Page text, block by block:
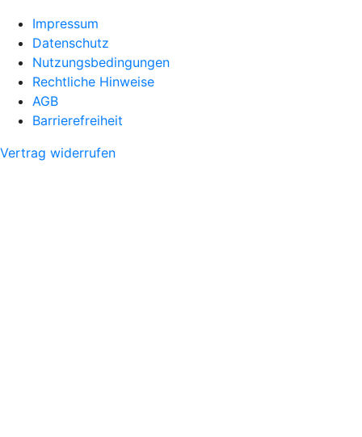
Impressum
Datenschutz
Nutzungsbedingungen
Rechtliche Hinweise
AGB
Barrierefreiheit
Vertrag widerrufen